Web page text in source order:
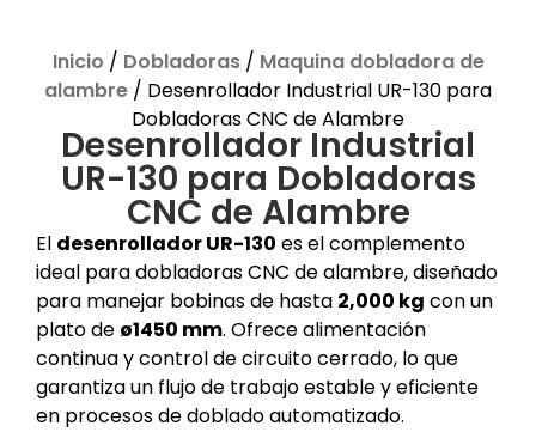
Inicio / Dobladoras/ Maquina dobladora de
alambre / Desenrollador Industrial UR-130 para
Dobladoras CNC de Alambre
Desenrollador Industrial
UR-130 para Dobladoras
CNC de Alambre
El desenrollador UR-130 es el complemento
ideal para dobladoras CNC de alambre, diseñado
para manejar bobinas de hasta 2,000 kg con un
plato de ø1450 mm. Ofrece alimentación
continua y control de circuito cerrado, lo que
garantiza un flujo de trabajo estable y eficiente
en procesos de doblado automatizado.